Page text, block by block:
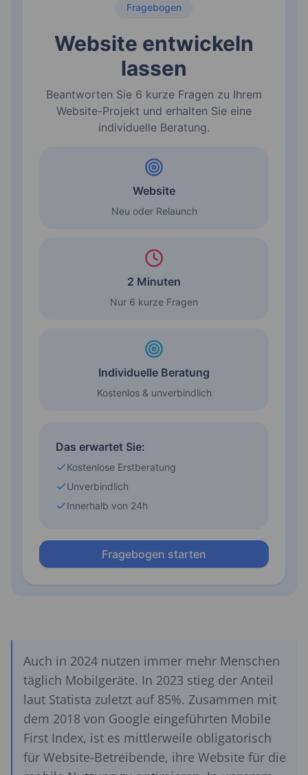
Auch in 2024 nutzen immer mehr Menschen
täglich Mobilgeräte. In 2023 stieg der Anteil
laut Statista zuletzt auf 85%. Zusammen mit
dem 2018 von Google eingeführten Mobile
First Index, ist es mittlerweile obligatorisch
für Website-Betreibende, ihre Website für die